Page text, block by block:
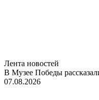
Лента новостей
В Музее Победы
07.08.2026